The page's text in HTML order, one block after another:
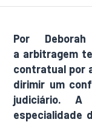
Por
a arbitragem
contratual por
dirimir um
judiciário.
especialidade